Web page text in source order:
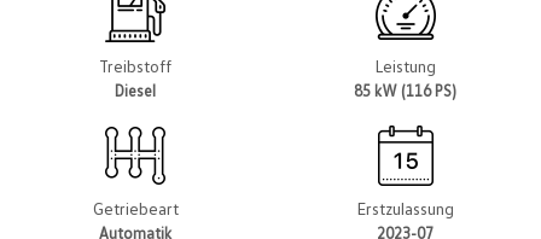
Treibstoff
Diesel
Leistung
85 kW (116 PS)
Getriebeart
Automatik
Erstzulassung
2023-07